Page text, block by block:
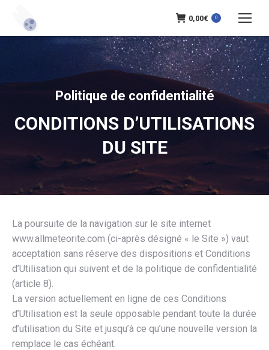
0,00€ 0
Politique de confidentialité
CONDITIONS D’UTILISATIONS
DU SITE
La poursuite de la navigation sur le site internet
www.allmeteorite.com (ci-après désigné « le Site ») vaut
acceptation sans réserve des dispositions et Conditions
d’Utilisation qui suivent et de la politique de confidentialité
(article 8).
La version actuellement en ligne de ces Conditions
d’Utilisation est la seule opposable pendant toute la durée
d’utilisation du Site et jusqu’à ce qu’une nouvelle version la
remplace le cas échéant.